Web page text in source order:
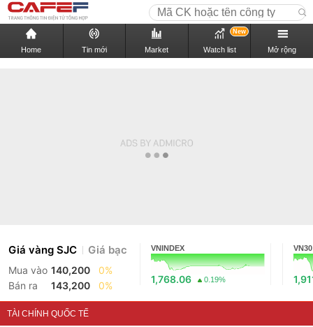
Home Tin mới Market Watch list
New
Mở rộng
Giá vàng SJC Giá bạc
Mua vào 140,200
0%
Bán ra
143,200 0%
VNINDEX
1,768.06 0.19%
VN30
TÀI CHÍNH QUỐC TẾ